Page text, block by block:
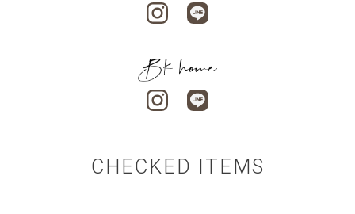
CHECKED ITEMS